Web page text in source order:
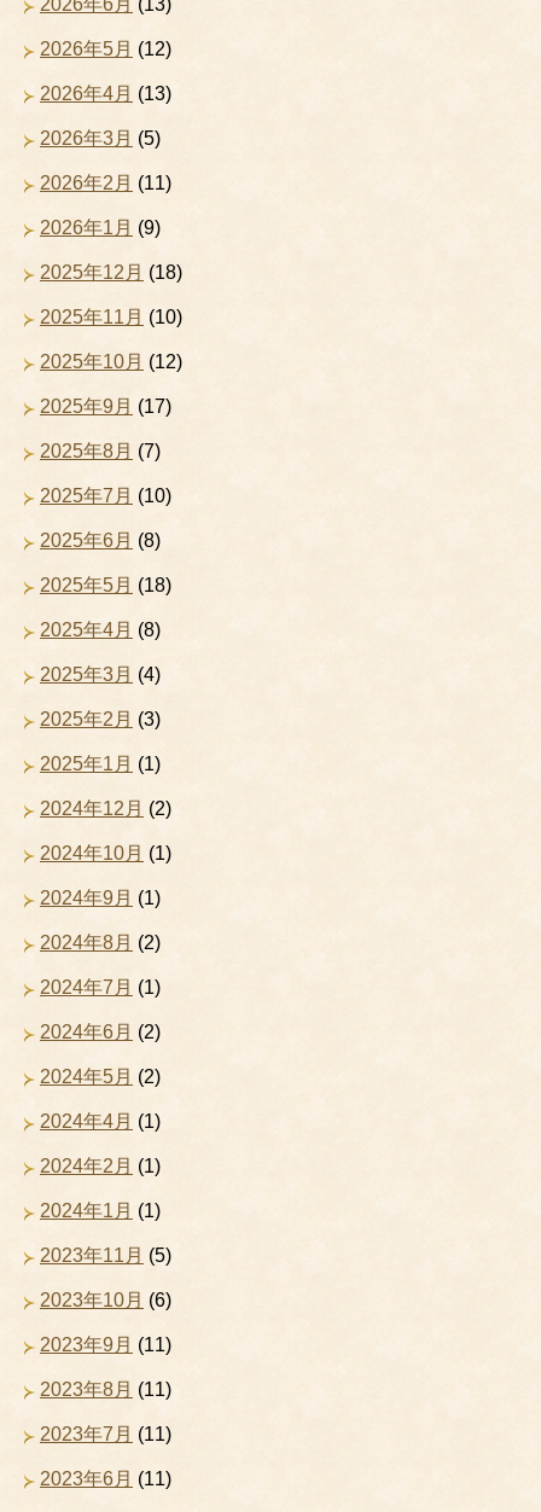
2026年6月 (13)
2026年5月 (12)
2026年4月 (13)
2026年3月 (5)
2026年2月 (11)
2026年1月 (9)
2025年12月 (18)
2025年11月 (10)
2025年10月 (12)
2025年9月 (17)
2025年8月 (7)
2025年7月 (10)
2025年6月 (8)
2025年5月 (18)
2025年4月 (8)
2025年3月 (4)
2025年2月 (3)
2025年1月 (1)
2024年12月 (2)
2024年10月 (1)
2024年9月 (1)
2024年8月 (2)
2024年7月 (1)
2024年6月 (2)
2024年5月 (2)
2024年4月 (1)
2024年2月 (1)
2024年1月 (1)
2023年11月 (5)
2023年10月 (6)
2023年9月 (11)
2023年8月 (11)
2023年7月 (11)
2023年6月 (11)